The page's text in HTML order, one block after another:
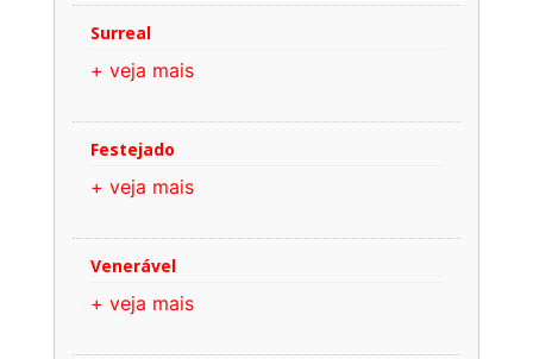
Surreal
+ veja mais
Festejado
+ veja mais
Venerável
+ veja mais